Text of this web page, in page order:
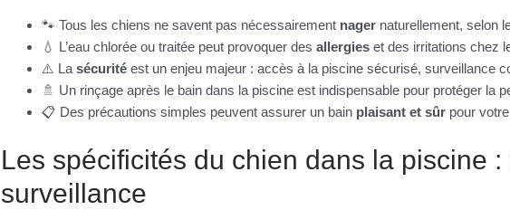
🐾 Tous les chiens ne savent pas nécessairement nager naturellement, selon
💧 L’eau chlorée ou traitée peut provoquer des allergies et des irritations chez
⚠️ La sécurité est un enjeu majeur : accès à la piscine sécurisé, surveillance
🚿 Un rinçage après le bain dans la piscine est indispensable pour protéger la
📋 Des précautions simples peuvent assurer un bain plaisant et sûr pour
Les spécificités du chien dans la piscine
surveillance